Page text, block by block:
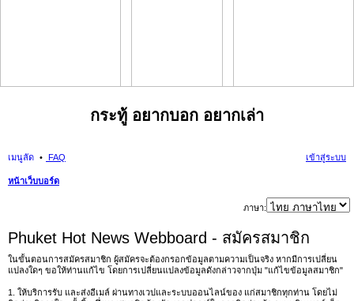
กระทู้ อยากบอก อยากเล่า
เมนูลัด FAQ เข้าสู่ระบบ
หน้าเว็บบอร์ด
นห
ภาษา:
Phuket Hot News Webboard - สมัครสมาชิก
ในขั้นตอนการสมัครสมาชิก ผู้สมัครจะต้องกรอกข้อมูลตามความเป็นจริง หากมีการเปลี่ยน
แปลงใดๆ ขอให้ท่านแก้ไข โดยการเปลี่ยนแปลงข้อมูลดังกล่าวจากปุ่ม "แก้ไขข้อมูลสมาชิก"
1. ให้บริการรับ และส่งอีเมล์ ผ่านทางเวปและระบบออนไลน์ของ แก่สมาชิกทุกท่าน โดยไม่